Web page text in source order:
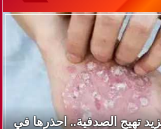
تهيج الصدفية.. احذرها في